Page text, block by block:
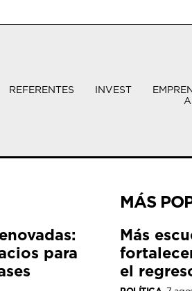
REFERENTES INVEST
para
MÁS
Más
el